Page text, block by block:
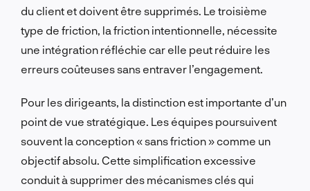
du client et doivent être supprimés. Le troisième
type de friction, la friction intentionnelle, nécessite
une intégration réfléchie car elle peut réduire les
erreurs coûteuses sans entraver l’engagement.
Pour les dirigeants, la distinction est importante d’un
point de vue stratégique. Les équipes poursuivent
souvent la conception « sans friction » comme un
objectif absolu. Cette simplification excessive
conduit à supprimer des mécanismes clés qui